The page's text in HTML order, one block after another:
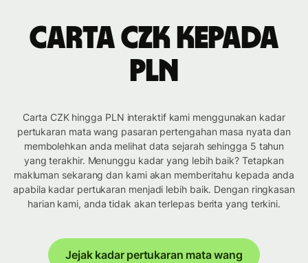
Carta CZK kepada
PLN
Carta CZK hingga PLN interaktif kami menggunakan kadar
pertukaran mata wang pasaran pertengahan masa nyata dan
membolehkan anda melihat data sejarah sehingga 5 tahun
yang terakhir. Menunggu kadar yang lebih baik? Tetapkan
makluman sekarang dan kami akan memberitahu kepada anda
apabila kadar pertukaran menjadi lebih baik. Dengan ringkasan
harian kami, anda tidak akan terlepas berita yang terkini.
Jejak kadar pertukaran mata wang